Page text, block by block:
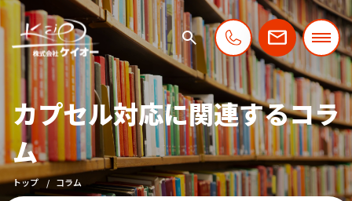
カプセル対応に関連するコラ
ム
トップ コラム